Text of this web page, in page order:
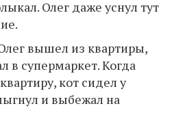
Олег даже уснул тут
вышел из квартиры,
в супермаркет. Когда
кот сидел у
и выбежал на